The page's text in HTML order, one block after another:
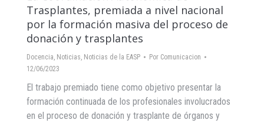
Trasplantes, premiada a nivel nacional
por la formación masiva del proceso de
donación y trasplantes
Docencia Noticias Noticias de la EASP Por Comunicacion
12/06/2023
El trabajo premiado tiene como objetivo presentar la
formación continuada de los profesionales involucrados
en el proceso de donación y trasplante de órganos y